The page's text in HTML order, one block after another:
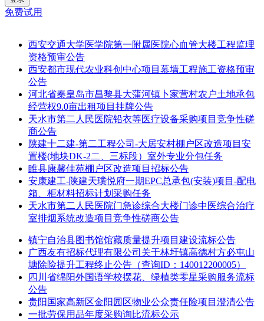
免费试用
西安交通大学医学院第一附属医院心血管大楼工程监理
资格预审公告
西安都市现代农业科创中心项目幕墙工程施工资格预审
公告
河北省秦皇岛市昌黎县大蒲河镇卜家营村农户土地承包
经营权9.0亩出租项目挂牌公告
天水市第二人民医院铅衣等医疗设备采购项目竞争性磋
商公告
陕建十二建-第二工程公司-大居安村棚户区改造项目安
置楼(地块DK-2二、三标段）室外专业分包任务
睢县康馨佳苑棚户区改造项目招标公告
安康建工-陕建天璞悦府一期EPC总承包(安装)项目-配电
箱、柜材料招标计划采购任务
天水市第二人民医院门急诊综合大楼门诊中医综合治疗
室排烟系统改造项目竞争性磋商公告
镇宁自治县图书馆馆藏质量提升项目建设流标公告
广西友有招标代理有限公司关于林圩镇高德村方必屯山
塘除险提升工程终止公告（查询ID：140012200005）
四川省绵阳外国语学校摆花、绿植类零星采购服务流标
公告
贵阳国家高新区金阳园区物业公众责任险项目澄清公告
一批劳保用品年度采购询比流标公示